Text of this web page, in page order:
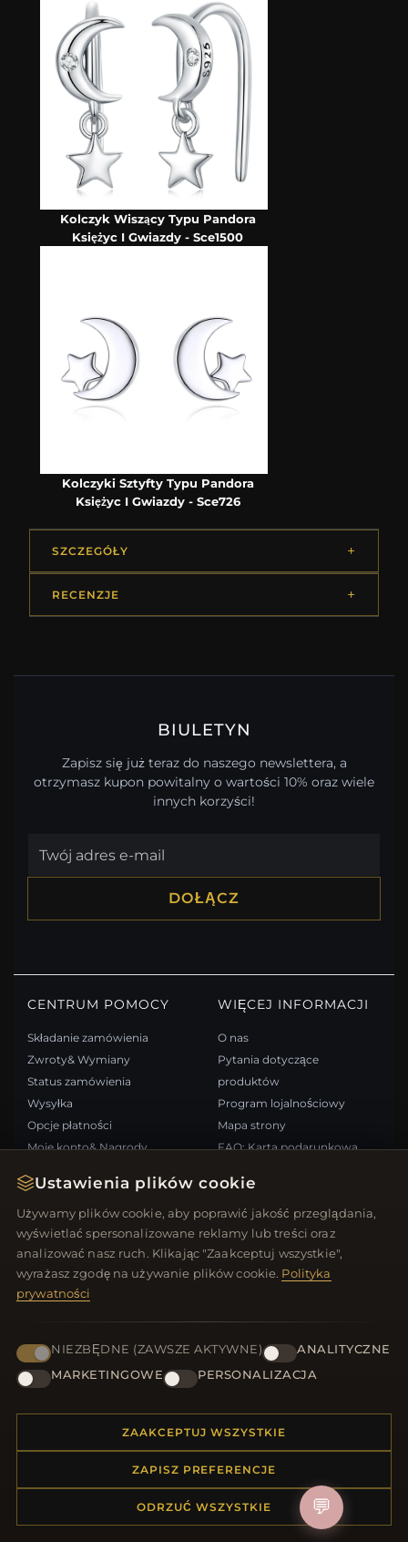
Ustawienia plików cookie
Używamy plików cookie, aby poprawić jakość przeglądania,
wyświetlać spersonalizowane reklamy lub treści oraz
analizować nasz ruch. Klikając "Zaakceptuj wszystkie",
wyrażasz zgodę na używanie plików cookie. Polityka
prywatności
NIEZBĘDNE (ZAWSZE AKTYWNE)
ANALITYCZNE
MARKETINGOWE
PERSONALIZACJA
ZAAKCEPTUJ WSZYSTKIE
ZAPISZ PREFERENCJE
ODRZUĆ WSZYSTKIE
Kolczyk Wiszący Typu Pandora
Księżyc I Gwiazdy - Sce1500
Kolczyki Sztyfty Typu Pandora
Księżyc I Gwiazdy - Sce726
SZCZEGÓŁY
RECENZJE
BIULETYN
Zapisz się już teraz do naszego newslettera, a
otrzymasz kupon powitalny o wartości 10% oraz wiele
innych korzyści!
DOŁĄCZ
CENTRUM POMOCY
Składanie zamówienia
Zwroty& Wymiany
Status zamówienia
Wysyłka
Opcje płatności
Moje konto& Nagrody
WIĘCEJ INFORMACJI
O nas
Pytania dotyczące
produktów
Program lojalnościowy
Mapa strony
FAQ: Karta podarunkowa
Wypisz się z newslettera
SZYBKIE LINKI
Nowe produkty
Oferty specjalne
Recenzje
Zaloguj się
ŚLEDŹ NAS
© 2012–2026Biżuteria.net. Wszelkie prawa zastrzeżone.
💬